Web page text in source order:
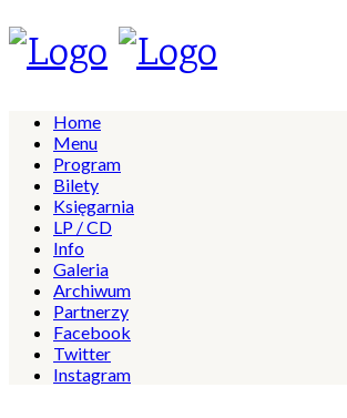
Home
Menu
Program
Bilety
Księgarnia
LP / CD
Info
Galeria
Archiwum
Partnerzy
Facebook
Twitter
Instagram